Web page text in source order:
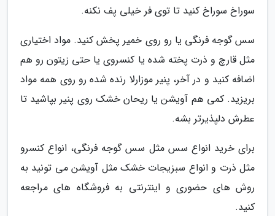
سوراخ سوراخ کنید تا توی فر خیلی پف نکنه.
سس گوجه فرنگی یا رو روی خمیر پخش کنید. مواد اختیاری
مثل قارچ و ذرت پخته شده یا کنسروی یا حتی زیتون رو هم
اضافه کنید و در آخر، پنیر موزارلا رنده شده رو روی همه مواد
بریزید. کمی هم آویشن یا ریحان خشک روی پنیر بپاشید تا
عطرش دلپذیرتر بشه.
برای خرید انواع سس مثل سس گوجه فرنگی، انواع کنسرو
مثل ذرت و انواع سبزیجات خشک مثل آویشن می تونید به
روش های حضوری و اینترنتی به فروشگاه های مراجعه
کنید.